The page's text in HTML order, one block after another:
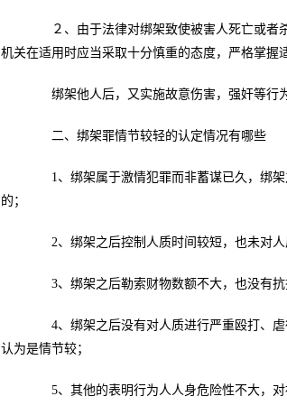
２、由于法律对绑架致使被害人死亡或者
机关在适用时应当采取十分慎重的态度，严格掌握
绑架他人后，又实施故意伤害，强奸等行为
二、绑架罪情节较轻的认定情况有哪些
1、绑架属于激情犯罪而非蓄谋已久，绑架
的；
2、绑架之后控制人质时间较短，也未对人
3、绑架之后勒索财物数额不大，也没有抗
4、绑架之后没有对人质进行严重殴打、虐
认为是情节较；
5、其他的表明行为人人身危险性不大，对